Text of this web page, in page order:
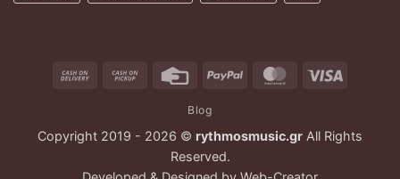
Cash
Cash
Credit
PayPal MasterCard
Blog
Copyright 2019 - 2026 © rythmosmusic.gr All Rights
Reserved.